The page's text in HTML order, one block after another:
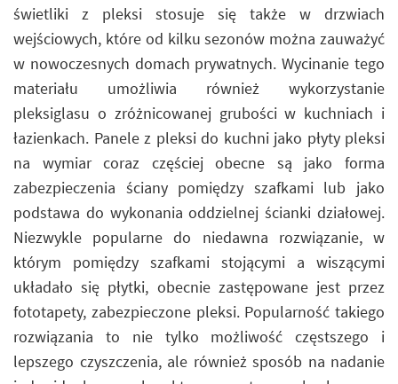
świetliki z pleksi stosuje się także w drzwiach
wejściowych, które od kilku sezonów można zauważyć
w nowoczesnych domach prywatnych. Wycinanie tego
materiału umożliwia również wykorzystanie
pleksiglasu o zróżnicowanej grubości w kuchniach i
łazienkach. Panele z pleksi do kuchni jako płyty pleksi
na wymiar coraz częściej obecne są jako forma
zabezpieczenia ściany pomiędzy szafkami lub jako
podstawa do wykonania oddzielnej ścianki działowej.
Niezwykle popularne do niedawna rozwiązanie, w
którym pomiędzy szafkami stojącymi a wiszącymi
układało się płytki, obecnie zastępowane jest przez
fototapety, zabezpieczone pleksi. Popularność takiego
rozwiązania to nie tylko możliwość częstszego i
lepszego czyszczenia, ale również sposób na nadanie